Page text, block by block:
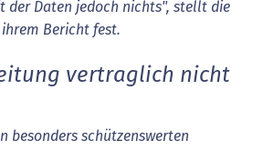
der Daten jedoch nichts", stellt die
Bericht fest.
vertraglich nicht
besonders schützenswerten